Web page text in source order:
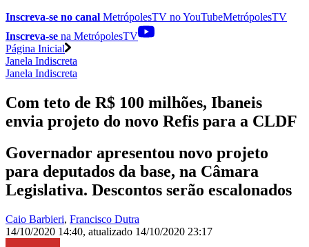
Inscreva-se no canal MetrópolesTV noYouTubeMetrópolesTV
Inscreva-se na MetrópolesTV
Página Inicial
Janela Indiscreta
Janela Indiscreta
Com teto de R$ 100 milhões, Ibaneis
envia projeto do novo Refis para a CLDF
Governador apresentou novo projeto
para deputados da base, na Câmara
Legislativa. Descontos serão escalonados
Caio Barbieri, Francisco Dutra
14/10/2020 14:40, atualizado 14/10/2020 23:17